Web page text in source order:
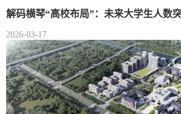
解码横琴“高校布局”：未来大学生人数
2026-03-17